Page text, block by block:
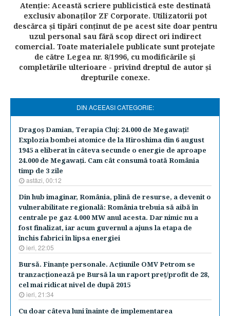
Atenţie: Această scriere publicistică este destinată
exclusiv abonaţilor ZF Corporate. Utilizatorii pot
descărca şi tipări conţinut de pe acest site doar pentru
uzul personal sau fără scop direct ori indirect
comercial. Toate materialele publicate sunt protejate
de către Legea nr. 8/1996, cu modificările şi
completările ulterioare - privind dreptul de autor şi
drepturile conexe.
DIN ACEEASI CATEGORIE:
Dragoş Damian, Terapia Cluj: 24.000 de Megawaţi!
Explozia bombei atomice de la Hiroshima din 6 august
1945 a eliberat în câteva secunde o energie de aproape
24.000 de Megawaţi. Cam cât consumă toată România
timp de 3 zile
astăzi, 00:12
Din hub imaginar, România, plină de resurse, a devenit o
vulnerabilitate regională: România trebuia să aibă în
centrale pe gaz 4.000 MW anul acesta. Dar nimic nu a
fost finalizat, iar acum guvernul a ajuns la etapa de
închis fabrici în lipsa energiei
ieri, 22:05
Bursă. Finanţe personale. Acţiunile OMV Petrom se
tranzacţionează pe Bursă la un raport preţ/profit de 28,
cel mai ridicat nivel de după 2015
ieri, 21:34
Cu doar câteva luni înainte de implementarea